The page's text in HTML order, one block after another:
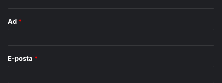
Ad *
E-posta *